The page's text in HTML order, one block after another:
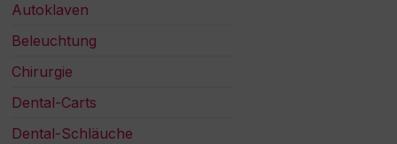
Autoklaven
Beleuchtung
Chirurgie
Dental-Carts
Dental-Schläuche